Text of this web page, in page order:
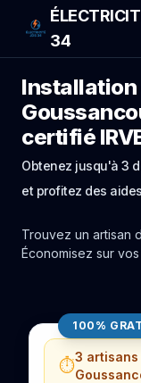
34
Installation
certifié
Obtenez jusqu'à 3
et profitez des
Trouvez un artisan
Économisez sur
100%
⏱️3